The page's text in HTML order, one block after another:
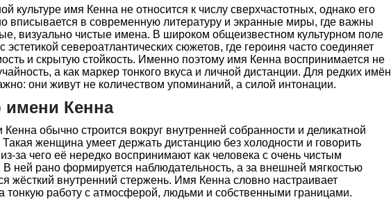
культуре имя Кенна не относится к числу сверхчастотных, однако его
вписывается в современную литературу и экранные миры, где важны
визуально чистые имена. В широком общеизвестном культурном поле
эстетикой североатлантических сюжетов, где героиня часто соединяет
и скрытую стойкость. Именно поэтому имя Кенна воспринимается не
а как маркер тонкого вкуса и личной дистанции. Для редких имён
они живут не количеством упоминаний, а силой интонации.
имени Кенна
обычно строится вокруг внутренней собранности и деликатной
Такая женщина умеет держать дистанцию без холодности и говорить
за чего её нередко воспринимают как человека с очень чистым
ней рано формируется наблюдательность, а за внешней мягкостью
жёсткий внутренний стержень. Имя Кенна словно настраивает
тонкую работу с атмосферой, людьми и собственными границами.